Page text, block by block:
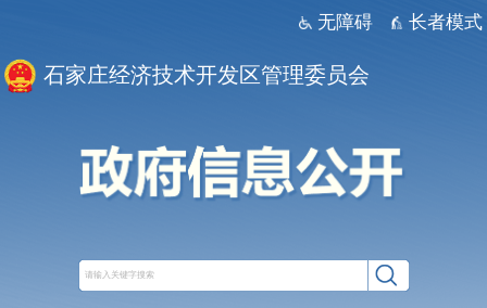
无障碍 长者模式
石家庄经济技术开发区管理委员会